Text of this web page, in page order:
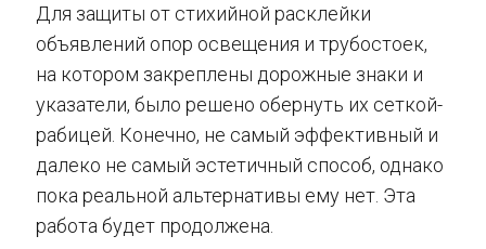
Для защиты от стихийной расклейки
объявлений опор освещения и трубостоек,
на котором закреплены дорожные знаки и
указатели, было решено обернуть их сеткой-
рабицей. Конечно, не самый эффективный и
далеко не самый эстетичный способ, однако
пока реальной альтернативы ему нет. Эта
работа будет продолжена.